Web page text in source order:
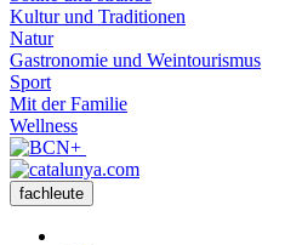
Kultur und Traditionen
Natur
Gastronomie und Weintourismus
Sport
Mit der Familie
Wellness
fachleute